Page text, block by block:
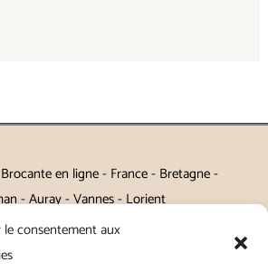
le consentement aux
en ligne - France - Bretagne -
- Auray - Vannes - Lorient
miroirs, luminaires, Art de la table